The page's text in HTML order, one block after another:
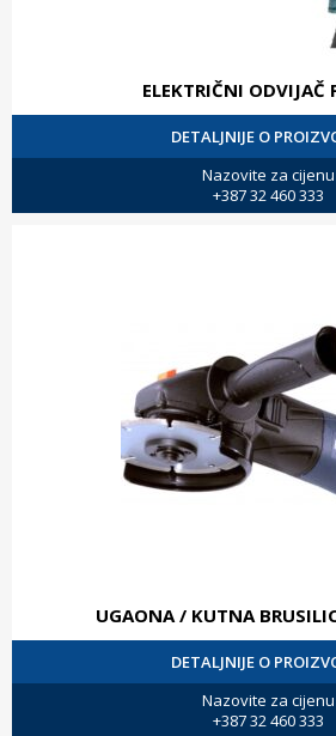
ELEKTRIČNI ODVIJAČ
DETALJNIJE O
Nazovite za cijenu
+387 32 460 333
UGAONA / KUTNA
DETALJNIJE O
Nazovite za cijenu
+387 32 460 333